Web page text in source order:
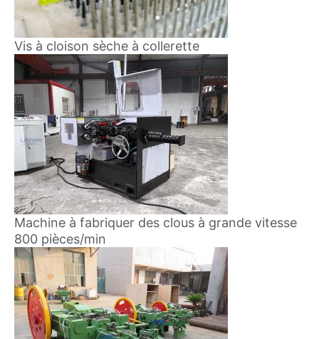
Vis à cloison sèche à collerette
Machine à fabriquer des clous à grande vitesse
800 pièces/min